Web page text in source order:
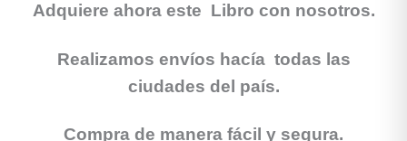
Adquiere ahora este Libro con nosotros.
Realizamos envíos hacía todas las
ciudades del país.
Compra de manera fácil y segura.